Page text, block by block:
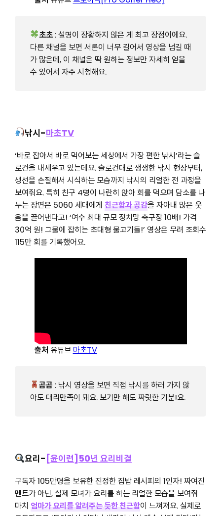
초초 : 설명이 장황하지 않은 게 최고 장점이에요.
다른 채널을 보면 서론이 너무 길어서 영상을 넘길 때
가 많은데, 이 채널은 딱 원하는 정보만 자세히 얻을
수 있어서 자주 시청해요.
낚시-마초TV
‘바로 잡아서 바로 먹어보는 세상에서 가장 편한 낚시’라는 슬
로건을 내세우고 있는데요. 슬로건대로 생생한 낚시 현장부터,
생선을 손질해서 시식하는 모습까지 낚시의 리얼한 전 과정을
보여줘요. 특히 친구 4명이 나란히 앉아 회를 먹으며 담소를 나
누는 장면은 5060 세대에게 친근함과 공감을 자아내 많은 웃
음을 끌어낸다고! ‘여수 최대 규모 정치망 축구장 10배! 가격
30억 원! 그물에 잡히는 초대형 물고기들!’ 영상은 무려 조회수
115만 회를 기록했어요.
출처 유튜브 마초TV
곰곰 : 낚시 영상을 보면 직접 낚시를 하러 가지 않
아도 대리만족이 돼요. 보기만 해도 짜릿한 기분!요.
요리- [윤이련]50년 요리비결
구독자 105만명을 보유한 진정한 집밥 레시피의 1인자! 짜여진
멘트가 아닌, 실제 모녀가 요리를 하는 리얼한 모습을 보여줘
마치 엄마가 요리를 알려주는 듯한 친근함이 느껴져요. 실제로